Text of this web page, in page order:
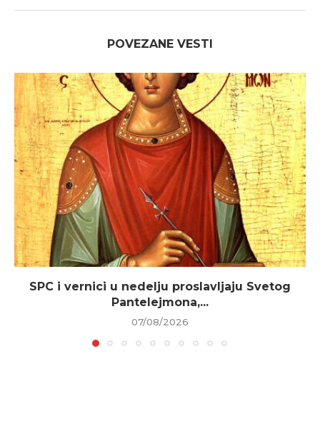
POVEZANE VESTI
SPC i vernici u nedelju proslavljaju Svetog
Pantelejmona,...
07/08/2026